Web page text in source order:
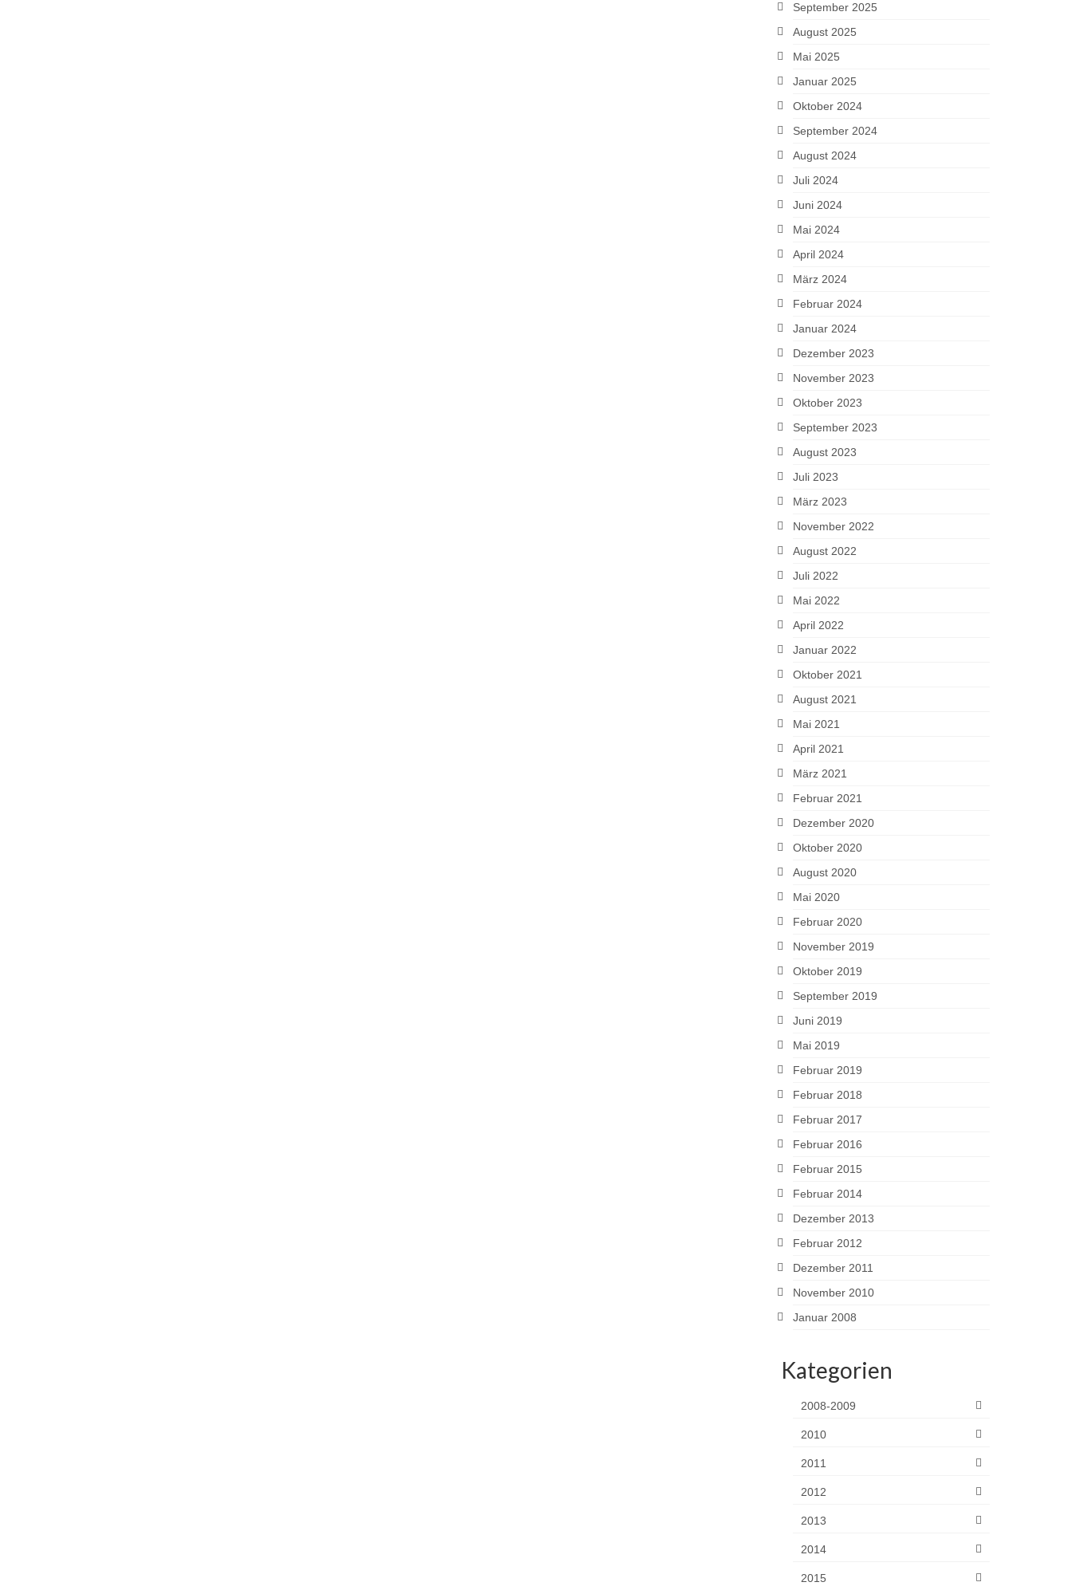
September 2025
August 2025
Mai 2025
Januar 2025
Oktober 2024
September 2024
August 2024
Juli 2024
Juni 2024
Mai 2024
April 2024
März 2024
Februar 2024
Januar 2024
Dezember 2023
November 2023
Oktober 2023
September 2023
August 2023
Juli 2023
März 2023
November 2022
August 2022
Juli 2022
Mai 2022
April 2022
Januar 2022
Oktober 2021
August 2021
Mai 2021
April 2021
März 2021
Februar 2021
Dezember 2020
Oktober 2020
August 2020
Mai 2020
Februar 2020
November 2019
Oktober 2019
September 2019
Juni 2019
Mai 2019
Februar 2019
Februar 2018
Februar 2017
Februar 2016
Februar 2015
Februar 2014
Dezember 2013
Februar 2012
Dezember 2011
November 2010
Januar 2008
Kategorien
2008-2009
2010
2011
2012
2013
2014
2015